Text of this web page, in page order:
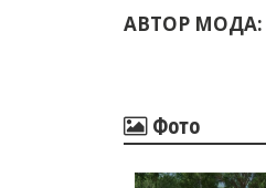
АВТОР МОДА:
Фото